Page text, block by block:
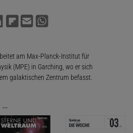
am Max-Planck-Institut für
(MPE) in Garching, wo er sich
galaktischen Zentrum befasst.
…